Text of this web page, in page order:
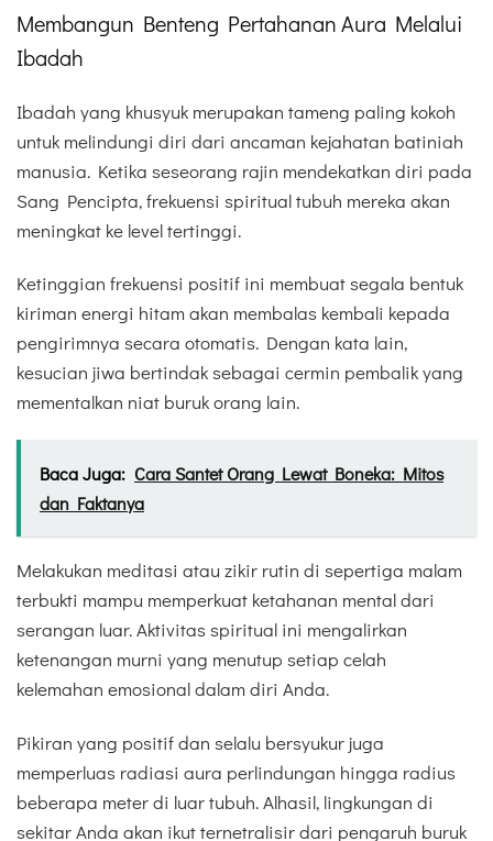
Membangun Benteng Pertahanan Aura Melalui
Ibadah
Ibadah yang khusyuk merupakan tameng paling kokoh
untuk melindungi diri dari ancaman kejahatan batiniah
manusia. Ketika seseorang rajin mendekatkan diri pada
Sang Pencipta, frekuensi spiritual tubuh mereka akan
meningkat ke level tertinggi.
Ketinggian frekuensi positif ini membuat segala bentuk
kiriman energi hitam akan membalas kembali kepada
pengirimnya secara otomatis. Dengan kata lain,
kesucian jiwa bertindak sebagai cermin pembalik yang
mementalkan niat buruk orang lain.
Baca Juga: Cara Santet Orang Lewat Boneka: Mitos
dan Faktanya
Melakukan meditasi atau zikir rutin di sepertiga malam
terbukti mampu memperkuat ketahanan mental dari
serangan luar. Aktivitas spiritual ini mengalirkan
ketenangan murni yang menutup setiap celah
kelemahan emosional dalam diri Anda.
Pikiran yang positif dan selalu bersyukur juga
memperluas radiasi aura perlindungan hingga radius
beberapa meter di luar tubuh. Alhasil, lingkungan di
sekitar Anda akan ikut ternetralisir dari pengaruh buruk